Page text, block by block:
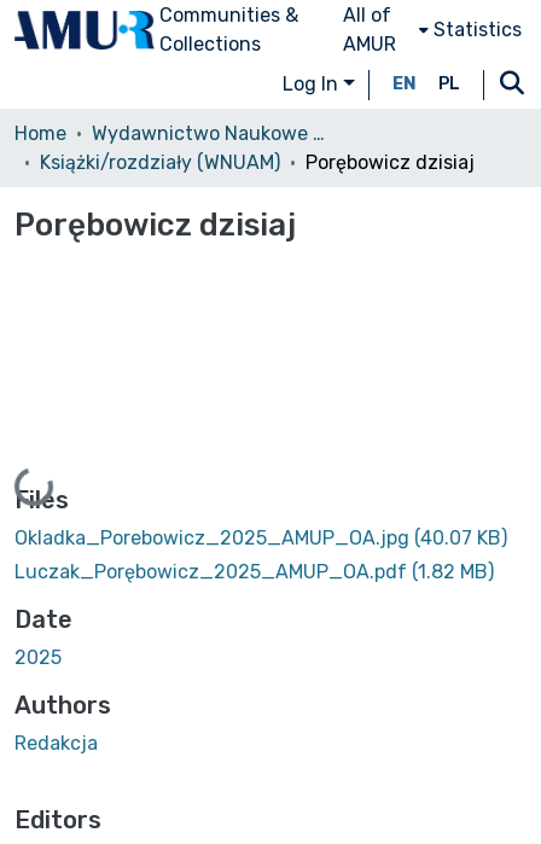
Communities &
Collections
All of
AMUR
Statistics
Log In EN PL
Home
Wydawnictwo Naukowe UAM
Książki/rozdziały (WNUAM)
Porębowicz dzisiaj
Porębowicz dzisiaj
Loading...
Files
Okladka_Porebowicz_2025_AMUP_OA.jpg (40.07 KB)
Luczak_Porębowicz_2025_AMUP_OA.pdf (1.82 MB)
Date
2025
Authors
Redakcja
Editors